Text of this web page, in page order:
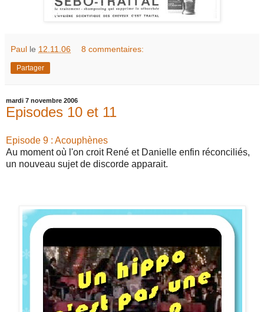
Paul le 12.11.06 8 commentaires:
Partager
mardi 7 novembre 2006
Episodes 10 et 11
Episode 9 : Acouphènes
Au moment où l'on croit René et Danielle enfin réconciliés,
un nouveau sujet de discorde apparait.